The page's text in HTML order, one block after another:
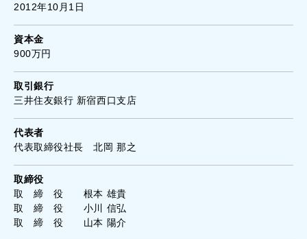
2012年10月1日
資本金
900万円
取引銀行
三井住友銀行 新宿西口支店
代表者
代表取締役社長 北岡 那之
取締役
取 締 役 根本 雄貴
取 締 役 小川 信弘
取 締 役 山本 陽介